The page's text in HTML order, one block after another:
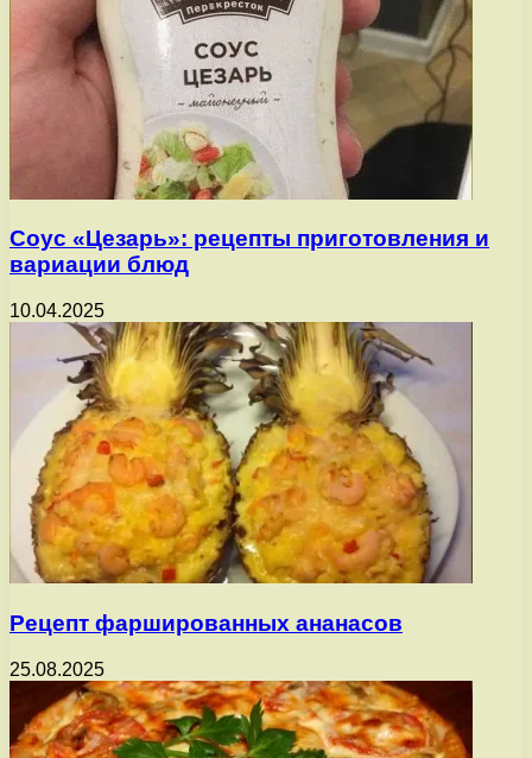
Соус «Цезарь»: рецепты приготовления и
вариации блюд
10.04.2025
Рецепт фаршированных ананасов
25.08.2025